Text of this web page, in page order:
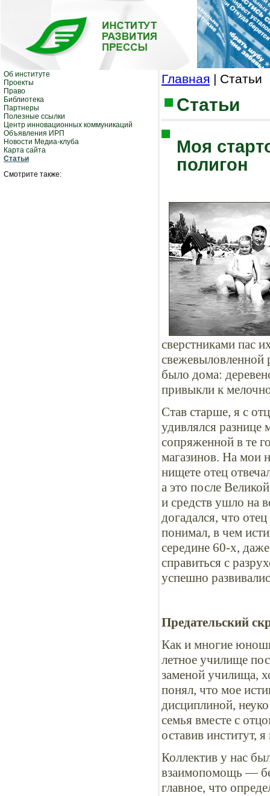
Об институте
Проекты
Право
Библиотека
Партнеры
Полезные ссылки
Центр инновационных коммуникаций
Объявления ИРП
Новости Медиа-клуба
Карта сайта
Статьи
Смотрите также:
Главная | Статьи
Статьи
Моя
полигон
сверстниками пас
свежевыловленной
было дома:
привыкли к
Став старше, я с
удивлялся
сопряженной в те
магазинов. На мои
нищете отец
а это после
и средств ушло на
догадался, что
понимал, в чем
середине 60-х,
справиться с
успешно
Предательский
Как и многие
летное училище
заменой училища,
понял, что мое
дисциплиной,
семья вместе с
оставив институт,
Коллектив у нас
взаимопомощь —
главное, что